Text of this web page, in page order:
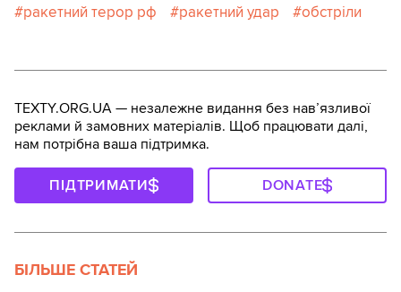
ракетний терор рф ракетний удар обстріли
TEXTY.ORG.UA — незалежне видання без навʼязливої
реклами й замовних матеріалів. Щоб працювати далі,
нам потрібна ваша підтримка.
ПІДТРИМАТИ DONATE
БІЛЬШЕ СТАТЕЙ